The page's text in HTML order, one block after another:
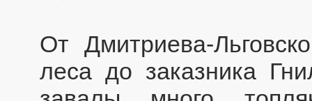
От Дмитриева-
леса до заказника